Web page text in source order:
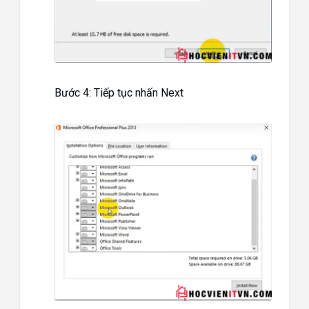
Bước 4: Tiếp tục nhấn Next